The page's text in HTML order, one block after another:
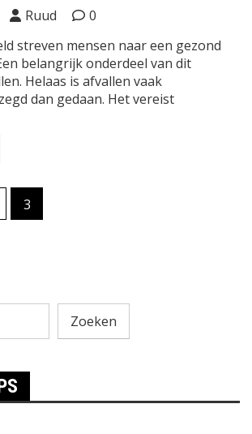
Ruud
0
streven mensen naar een gezond
belangrijk onderdeel van dit
Helaas is afvallen vaak
dan gedaan. Het vereist
3
Zoeken